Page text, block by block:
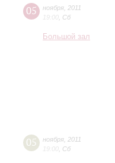
05 ноября 2011
19:00 Сб
Большой зал
05 ноября 2011
19:00 Сб